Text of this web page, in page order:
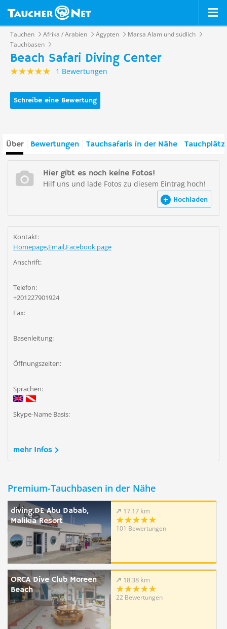
Tauchen Afrika / Arabien Ägypten
Marsa Alam und südlich
Tauchbasen
Beach Safari Diving Center
1 Bewertungen
Schreibe eine Bewertung
Über Bewertungen Tauchsafaris in der Nähe
Hier gibt es noch keine Fotos!
Hilf uns und lade Fotos zu diesem Eintrag hoch!
Hochladen
Kontakt:
Homepage,Email,Facebook page
Anschrift:
Telefon:
+201227901924
Fax:
Basenleitung:
Öffnungszeiten:
Sprachen:
Skype-Name Basis:
mehr Infos
Premium-Tauchbasen in der Nähe
diving.DE Abu Dabab,
Malikia Resort
17.17 km
101 Bewertungen
ORCA Dive Club Moreen
Beach
18.38 km
22 Bewertungen